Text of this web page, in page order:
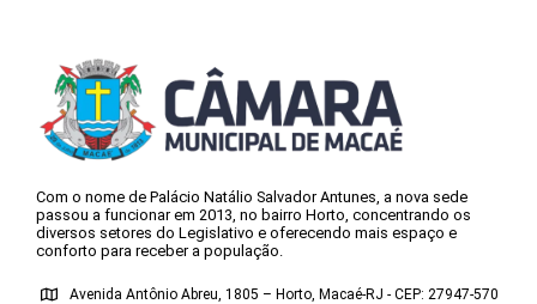
Com o nome de Palácio Natálio Salvador Antunes, a nova sede
passou a funcionar em 2013, no bairro Horto, concentrando os
diversos setores do Legislativo e oferecendo mais espaço e
conforto para receber a população.
Avenida Antônio Abreu, 1805 – Horto, Macaé-RJ - CEP: 27947-570